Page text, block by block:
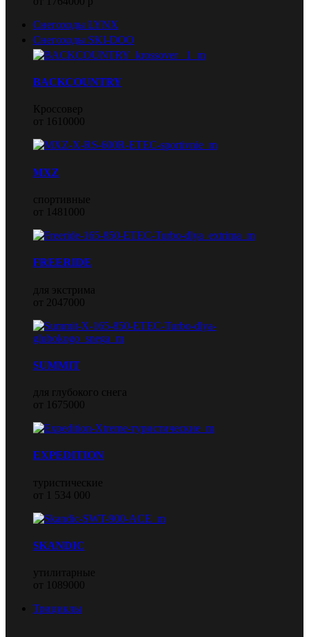
Снегоходы LYNX
Снегоходы SKI-DOO
BACKCOUNTRY
Кроссовер
от 1610000
MXZ
спортивные
от 1481000
FREERIDE
для экстрима
от 2047000
SUMMIT
для глубокого снега
от 1675000
EXPEDITION
туристические
от 1 534 000
SKANDIC
утилитарные
от 1089000
Трициклы